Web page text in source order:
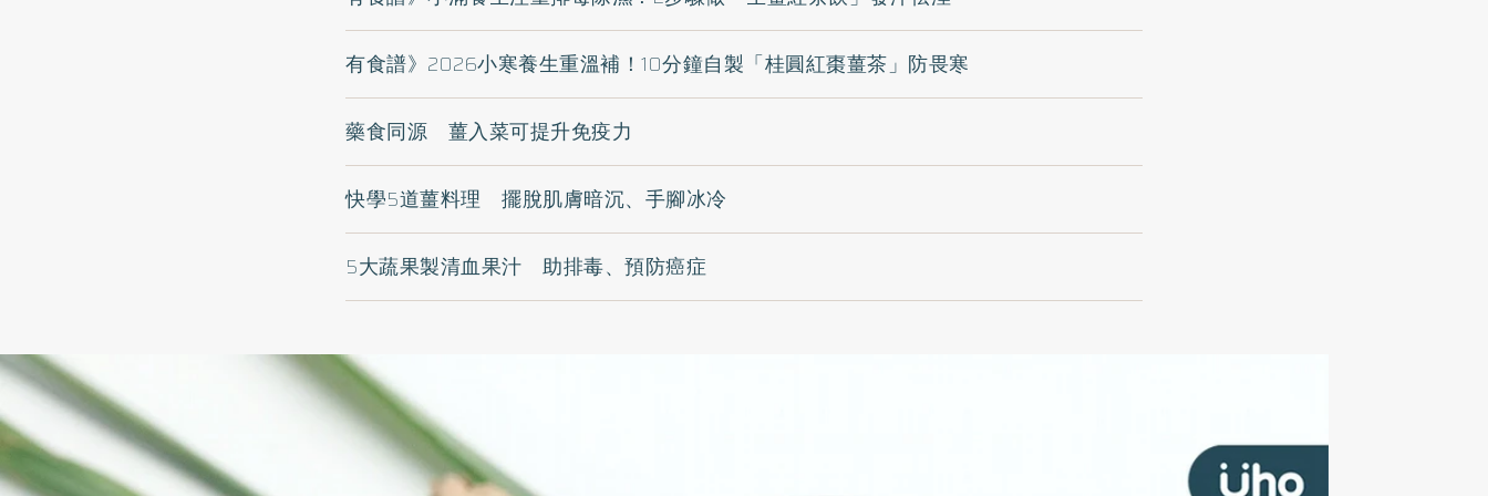
有食譜》2026小寒養生重溫補！10分鐘自製「桂圓紅棗薑茶」防畏寒
藥食同源 薑入菜可提升免疫力
快學5道薑料理 擺脫肌膚暗沉、手腳冰冷
5大蔬果製清血果汁 助排毒、預防癌症